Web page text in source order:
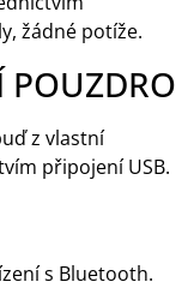
žádné potíže.
POUZDRO
z vlastní
připojení USB.
s Bluetooth.